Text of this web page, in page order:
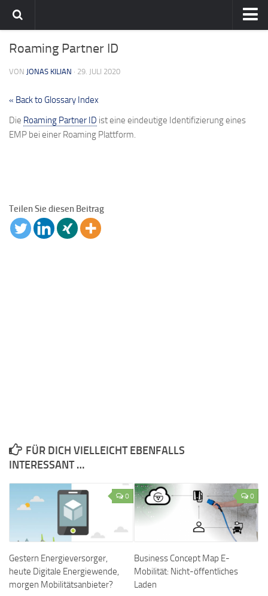
Home
Roaming Partner ID
VON JONAS KILIAN · 29. JULI 2020
« Back to Glossary Index
Die Roaming Partner ID ist eine eindeutige Identifizierung eines
EMP bei einer Roaming Plattform.
Teilen Sie diesen Beitrag
FÜR DICH VIELLEICHT EBENFALLS
INTERESSANT …
0
Gestern Energieversorger,
heute Digitale Energiewende,
morgen Mobilitätsanbieter?
0
Business Concept Map E-
Mobilität: Nicht-öffentliches
Laden